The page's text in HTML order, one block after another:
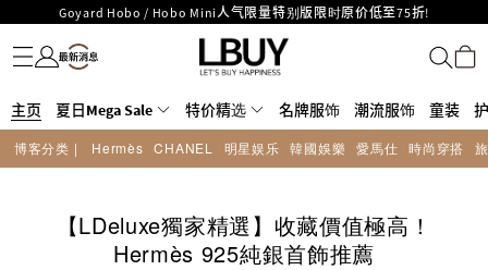
LBuy呈献 - Hermès 及 Chanel 手袋及首饰低至6折，立即入手!
LBuy Nintendo Switch / Nintendo Switch 2 正规商品零售店登陆MOKO 4楼
426号铺！
MOKO 1楼175号铺旗舰店特设名牌Hermès、CHANEL及LV专区！
购物满HKD500即享免运费！
LBuy获香港知识产权署颁发2026《正版正货承诺》商标
LBuy MEGA SALE 精选名牌手袋及小皮具低至6折
名牌服饰
潮流服饰
童装
护肤美妆
香水香薰
个人护理
母婴护理
游戏及精品玩具
文仪用品
家居生活
电子产品
美食
医药保健
运动与户外用品
主页 夏日Mega Sale 特价精选 名牌服饰 潮流服饰 童装
博客分类 | Hermès CHANEL 明星娱乐 韓國娛樂 愛馬仕 時尚穿搭
【LDeluxe獨家精選】收藏價值極高！
Hermès 925純銀首飾推薦